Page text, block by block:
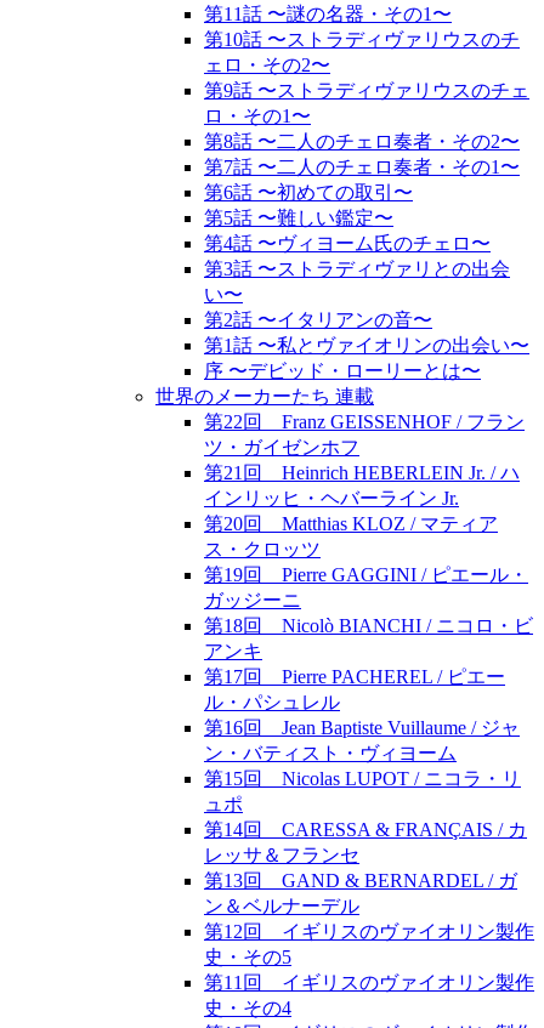
第11話 〜謎の名器・その1〜
第10話 〜ストラディヴァリウスのチ
ェロ・その2〜
第9話 〜ストラディヴァリウスのチェ
ロ・その1〜
第8話 〜二人のチェロ奏者・その2〜
第7話 〜二人のチェロ奏者・その1〜
第6話 〜初めての取引〜
第5話 〜難しい鑑定〜
第4話 〜ヴィヨーム氏のチェロ〜
第3話 〜ストラディヴァリとの出会
い〜
第2話 〜イタリアンの音〜
第1話 〜私とヴァイオリンの出会い〜
序 〜デビッド・ローリーとは〜
世界のメーカーたち 連載
第22回 Franz GEISSENHOF / フラン
ツ・ガイゼンホフ
第21回 Heinrich HEBERLEIN Jr. / ハ
インリッヒ・ヘバーライン Jr.
第20回 Matthias KLOZ / マティア
ス・クロッツ
第19回 Pierre GAGGINI / ピエール・
ガッジーニ
第18回 Nicolò BIANCHI / ニコロ・ビ
アンキ
第17回 Pierre PACHEREL / ピエー
ル・パシュレル
第16回 Jean Baptiste Vuillaume / ジャ
ン・バティスト・ヴィヨーム
第15回 Nicolas LUPOT / ニコラ・リ
ュポ
第14回 CARESSA & FRANÇAIS / カ
レッサ＆フランセ
第13回 GAND & BERNARDEL / ガ
ン＆ベルナーデル
第12回 イギリスのヴァイオリン製作
史・その5
第11回 イギリスのヴァイオリン製作
史・その4